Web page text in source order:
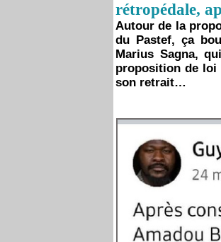
rétropédale,
Autour de la
du Pastef, ça
Marius Sagna,
proposition de loi
son retrait…